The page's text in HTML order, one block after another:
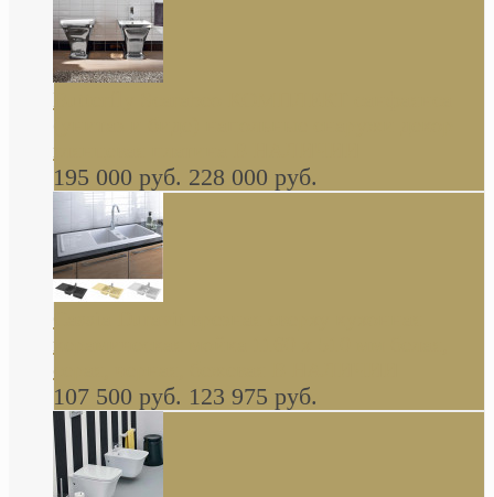
Butterfly Scarabeo КОМПЛЕКТ санфаянса
глянцевая платина В НАЛИЧИИ
195 000 руб. 228 000 руб.
керамическая мойка 1160 x 510 мм белая,
серая, черная, бежевая В НАЛИЧИИ
107 500 руб. 123 975 руб.